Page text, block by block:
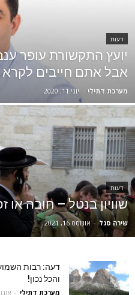
דעות
יועץ התקשורת עופר
אבל אתם חייבים
מערכת דתילי - יוני 11, 2020
דעות
שוויון בנטל – חובה או
שירה סגל - אוגוסט 16, 2021
דעה: רבות
והכל נכון!
מערכת דתילי - אוגוסט